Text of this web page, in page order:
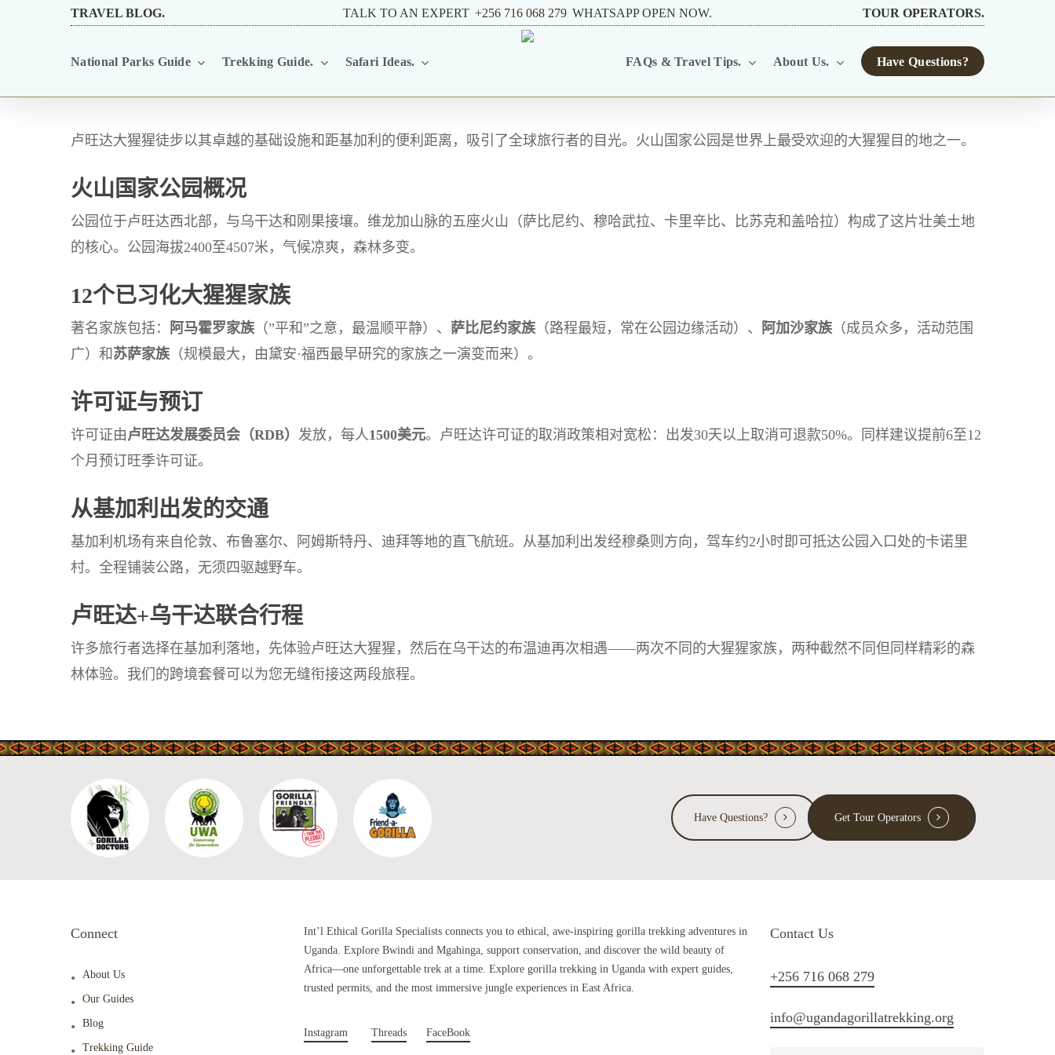
TRAVEL BLOG. TALK TO AN EXPERT +256 716 068 279 WHATSAPP OPEN NOW. TOUR OPERATORS.
National Parks Guide Trekking Guide. Safari Ideas. FAQs & Travel Tips. About Us. Have Questions?
卢旺达大猩猩徒步以其卓越的基础设施和距基加利的便利距离，吸引了全球旅行者的目光。火山国家公园是世界上最受欢迎的大猩猩目的地之一。
火山国家公园概况
公园位于卢旺达西北部，与乌干达和刚果接壤。维龙加山脉的五座火山（萨比尼约、穆哈武拉、卡里辛比、比苏克和盖哈拉）构成了这片壮美土地
的核心。公园海拔2400至4507米，气候凉爽，森林多变。
12个已习化大猩猩家族
著名家族包括： 阿马霍罗家族 （”平和”之意，最温顺平静）、 萨比尼约家族 （路程最短，常在公园边缘活动）、 阿加沙家族 （成员众多，活动范围
广）和 苏萨家族 （规模最大，由黛安·福西最早研究的家族之一演变而来）。
许可证与预订
许可证由卢旺达发展委员会（RDB） 发放，每人1500美元。卢旺达许可证的取消政策相对宽松：出发30天以上取消可退款50%。同样建议提前6至12
个月预订旺季许可证。
从基加利出发的交通
基加利机场有来自伦敦、布鲁塞尔、阿姆斯特丹、迪拜等地的直飞航班。从基加利出发经穆桑则方向，驾车约2小时即可抵达公园入口处的卡诺里
村。全程铺装公路，无须四驱越野车。
卢旺达+乌干达联合行程
许多旅行者选择在基加利落地，先体验卢旺达大猩猩，然后在乌干达的布温迪再次相遇——两次不同的大猩猩家族，两种截然不同但同样精彩的森
林体验。我们的跨境套餐可以为您无缝衔接这两段旅程。
Have Questions? Get Tour Operators
Connect
About Us
Our Guides
Blog
Trekking Guide
Int’l Ethical Gorilla Specialists connects you to ethical, awe-inspiring gorilla trekking adventures in
Uganda. Explore Bwindi and Mgahinga, support conservation, and discover the wild beauty of
Africa—one unforgettable trek at a time. Explore gorilla trekking in Uganda with expert guides,
trusted permits, and the most immersive jungle experiences in East Africa.
Instagram Threads FaceBook
Contact Us
+256 716 068 279
info@ugandagorillatrekking.org